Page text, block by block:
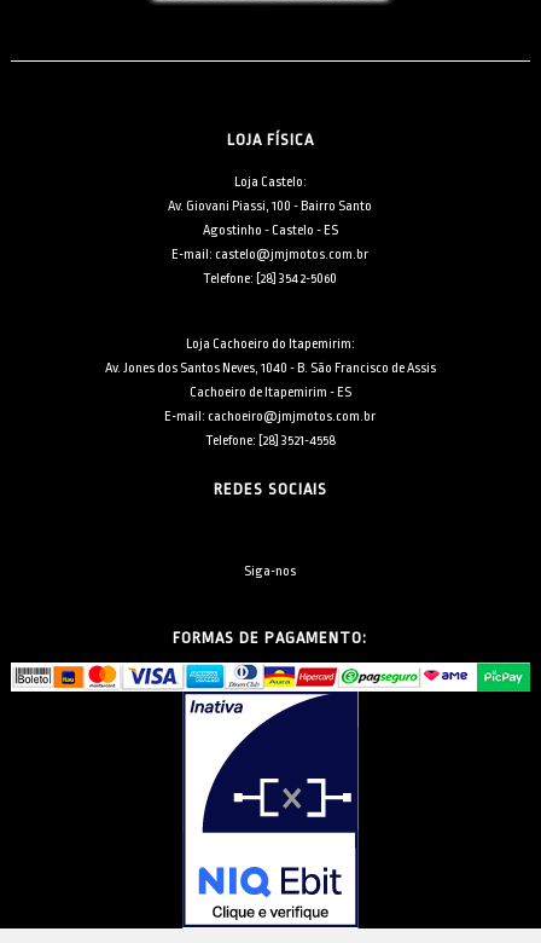
LOJA FÍSICA
Loja Castelo:
Av. Giovani Piassi, 100 - Bairro Santo
Agostinho - Castelo - ES
E-mail: castelo@jmjmotos.com.br
Telefone: [28] 3542-5060
Loja Cachoeiro do Itapemirim:
Av. Jones dos Santos Neves, 1040 - B. São Francisco de Assis
Cachoeiro de Itapemirim - ES
E-mail: cachoeiro@jmjmotos.com.br
Telefone: [28] 3521-4558
REDES SOCIAIS
Siga-nos
FORMAS DE PAGAMENTO: